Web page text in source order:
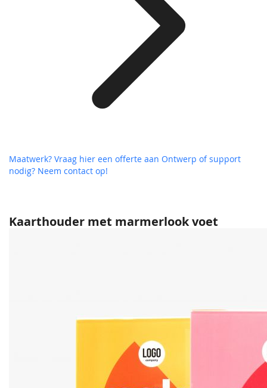
Kaarthouder met marmerlook voet
Maatwerk? Vraag hier een offerte aan Ontwerp of support
nodig? Neem contact op!